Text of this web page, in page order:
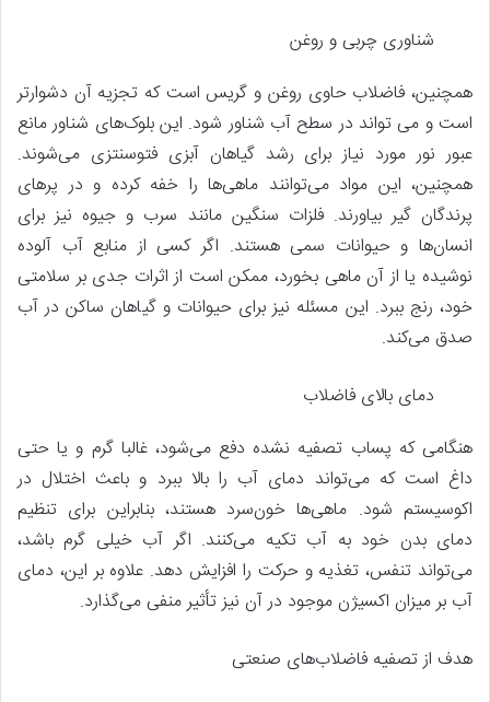
شناوری چربی و روغن
همچنین، فاضلاب حاوی روغن و گریس است که تجزیه آن دشوارتر
است و می تواند در سطح آب شناور شود. این بلوک‌های شناور مانع
عبور نور مورد نیاز برای رشد گیاهان آبزی فتوسنتزی می‌شوند.
همچنین، این مواد می‌توانند ماهی‌ها را خفه کرده و در پرهای
پرندگان گیر بیاورند. فلزات سنگین مانند سرب و جیوه نیز برای
انسان‌ها و حیوانات سمی هستند. اگر کسی از منابع آب آلوده
نوشیده یا از آن ماهی بخورد، ممکن است از اثرات جدی بر سلامتی
خود، رنج ببرد. این مسئله نیز برای حیوانات و گیاهان ساکن در آب
صدق می‌کند.
دمای بالای فاضلاب
هنگامی که پساب تصفیه نشده دفع می‌شود، غالبا گرم و یا حتی
داغ است که می‌تواند دمای آب را بالا ببرد و باعث اختلال در
اکوسیستم شود. ماهی‌ها خون‌سرد هستند، بنابراین برای تنظیم
دمای بدن خود به آب تکیه می‌کنند. اگر آب خیلی گرم باشد،
می‌تواند تنفس، تغذیه و حرکت را افزایش دهد. علاوه بر این، دمای
آب بر میزان اکسیژن موجود در آن نیز تأثیر منفی می‌گذارد.
هدف از تصفیه فاضلاب‌های صنعتی